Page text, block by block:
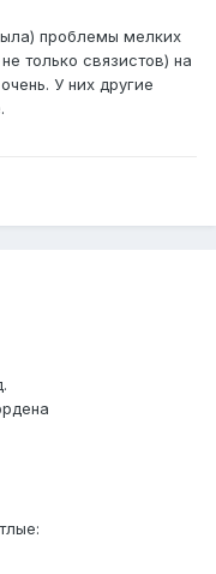
проблемы мелких
только связистов) на
У них другие